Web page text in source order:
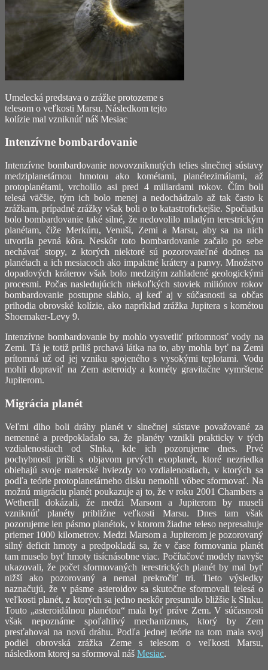
Umelecká predstava o zrážke protozeme s
telesom o veľkosti Marsu. Následkom tejto
kolízie mal vzniknúť náš Mesiac
Intenzívne bombardovanie
Intenzívne bombardovanie novovzniknutých telies slnečnej sústavy
medziplanetárnou hmotou ako kométami, planétezimálami, až
protoplanétami, vrcholilo asi pred 4 miliardami rokov. Čím boli
telesá väčšie, tým ich bolo menej a nedochádzalo až tak často k
zrážkam, prípadné zrážky však boli o to katastrofickejšie. Spočiatku
bolo bombardovanie také silné, že nedovolilo mladým terestrickým
planétam, čiže Merkúru, Venuši, Zemi a Marsu, aby sa na nich
utvorila pevná kôra. Neskôr toto bombardovanie začalo po sebe
nechávať stopy, z ktorých niektoré sú pozorovateľné dodnes na
planétach a ich mesiacoch ako impaktné krátery a panvy. Množstvo
dopadových kráterov však bolo medzitým zahladené geologickými
procesmi. Počas nasledujúcich niekoľkých stoviek miliónov rokov
bombardovanie postupne slablo, aj keď aj v súčasnosti sa občas
prihodia obrovské kolízie, ako napríklad zrážka Jupitera s kométou
Shoemaker-Levy 9.
Intenzívne bombardovanie by mohlo vysvetliť prítomnosť vody na
Zemi. Tá je totiž príliš prchavá látka na to, aby mohla byť na Zemi
prítomná už od jej vzniku spojeného s vysokými teplotami. Vodu
mohli dopraviť na Zem asteroidy a kométy gravitačne vymrštené
Jupiterom.
Migrácia planét
Veľmi dlho boli dráhy planét v slnečnej sústave považované za
nemenné a predpokladalo sa, že planéty vznikli prakticky v tých
vzdialenostiach od Slnka, kde ich pozorujeme dnes. Prvé
pochybnosti prišli s objavom prvých exoplanét, ktoré nezriedka
obiehajú svoje materské hviezdy vo vzdialenostiach, v ktorých sa
podľa teórie protoplanetárneho disku nemohli vôbec sformovať. Na
možnú migráciu planét poukazuje aj to, že v roku 2001 Chambers a
Wetherill dokázali, že medzi Marsom a Jupiterom by museli
vzniknúť planéty približne veľkosti Marsu. Dnes tam však
pozorujeme len pásmo planétok, v ktorom žiadne teleso nepresahuje
priemer 1000 kilometrov. Medzi Marsom a Jupiterom je pozorovaný
silný deficit hmoty a predpokladá sa, že v čase formovania planét
tam muselo byť hmoty tisícnásobne viac. Počítačové modely navyše
ukazovali, že počet sformovaných terestrických planét by mal byť
nižší ako pozorovaný a nemal prekročiť tri. Tieto výsledky
naznačujú, že v pásme asteroidov sa skutočne sformovali telesá o
veľkosti planét, z ktorých sa jedno neskôr presunulo bližšie k Slnku.
Touto „asteroidálnou planétou“ mala byť práve Zem. V súčasnosti
však nepoznáme spoľahlivý mechanizmus, ktorý by Zem
presťahoval na novú dráhu. Podľa jednej teórie na tom mala svoj
podiel obrovská zrážka Zeme s telesom o veľkosti Marsu,
následkom ktorej sa sformoval náš Mesiac.